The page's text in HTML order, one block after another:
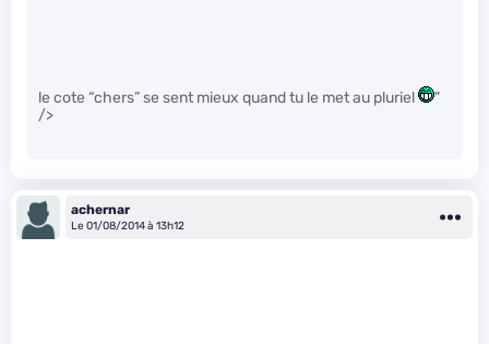
le cote “chers” se sent mieux quand tu le met au pluriel
"
/>
achernar
Le 01/08/2014 à 13h12